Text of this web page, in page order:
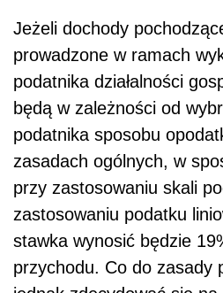
Jeżeli dochody
prowadzone w ramach
podatnika działalności
będą w zależności od
podatnika sposobu
zasadach ogólnych, w
przy zastosowaniu skali
zastosowaniu podatku
stawka wynosić będzie
przychodu. Co do zasady